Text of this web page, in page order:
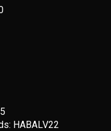
HABALV22